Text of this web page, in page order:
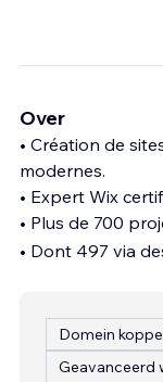
Over
• Création de
modernes.
• Expert Wix
• Plus de 700
• Dont 497 via
Domein
Geavanceerd